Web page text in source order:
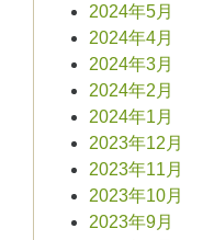
2024年5月
2024年4月
2024年3月
2024年2月
2024年1月
2023年12月
2023年11月
2023年10月
2023年9月